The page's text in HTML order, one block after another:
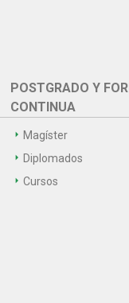
POSTGRADO Y
CONTINUA
Magíster
Diplomados
Cursos